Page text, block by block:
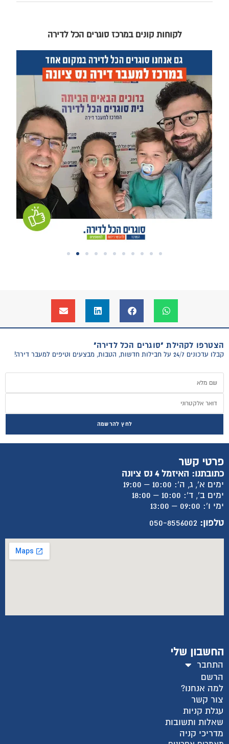
לקוחות קונים במרכז סוגרים הכל לדירה
הצטרפו לקהילת "סוגרים הכל לדירה"
קבלו עדכונים 24/7 על חבילות חדשות, הטבות, מבצעים וטיפים למעבר דירה!
לחץ להרשמה
פרטי קשר
כתובתנו: האיזמל 4 נס ציונה
ימים א', ג, ה': 10:00 – 19:00
ימים ב', ד': 10:00 – 18:00
ימי ו': 09:00 – 13:00
טלפון: 050-8556002
החשבון שלי
התחבר
הרשם
למה אנחנו?
צור קשר
עגלת קניות
שאלות ותשובות
מדריכי קניה